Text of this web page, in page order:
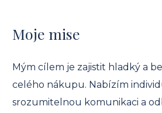
Moje mise
Mým cílem je zajistit hladký a
celého nákupu. Nabízím
srozumitelnou komunikaci a